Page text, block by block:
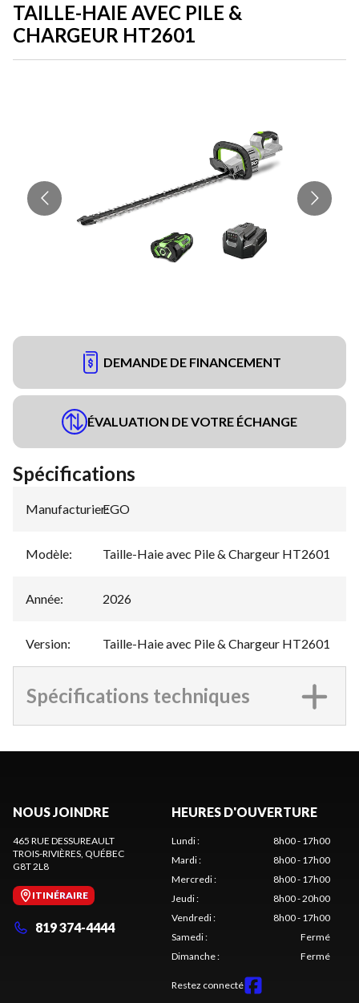
TAILLE-HAIE AVEC PILE &
CHARGEUR HT2601
DEMANDE DE FINANCEMENT
ÉVALUATION DE VOTRE ÉCHANGE
Spécifications
Manufacturier:
EGO
Modèle: Taille-Haie avec Pile & Chargeur HT2601
Année: 2026
Version: Taille-Haie avec Pile & Chargeur HT2601
Spécifications techniques
NOUS JOINDRE
465 RUE DESSUREAULT
TROIS-RIVIÈRES, QUÉBEC
G8T 2L8
ITINÉRAIRE
819 374-4444
HEURES D'OUVERTURE
Lundi:
8h00 - 17h00
Mardi:
8h00 - 17h00
Mercredi:
8h00 - 17h00
Jeudi:
8h00 - 20h00
Vendredi:
8h00 - 17h00
Samedi:
Fermé
Dimanche: Fermé
Restez connecté